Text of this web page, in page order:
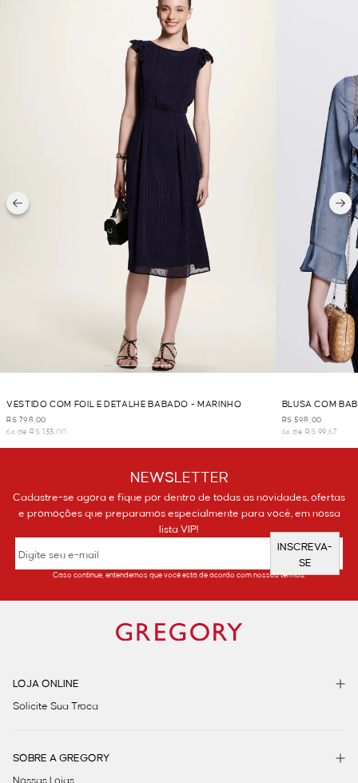
VESTIDO COM FOIL E DETALHE BABADO - MARINHO
R$ 798,00
6x de R$ 133,00
BLUSA COM
R$ 598,00
6x de R$ 99,67
NEWSLETTER
Cadastre-se agora e fique por dentro de todas as novidades, ofertas
e promoções que preparamos especialmente para você, em nossa
lista VIP!
INSCREVA-
SE
Caso continue, entendemos que você está de acordo com nossos termos.
LOJA ONLINE
Solicite Sua Troca
SOBRE A GREGORY